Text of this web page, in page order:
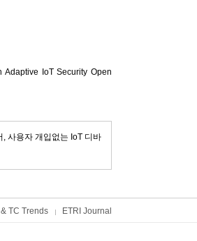
IoT Security Open
사용자 개입없는 IoT 디바
TC Trends ETRI Journal